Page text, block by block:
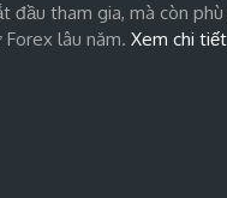
đầu tham gia, mà còn
lâu năm. Xem chi tiết